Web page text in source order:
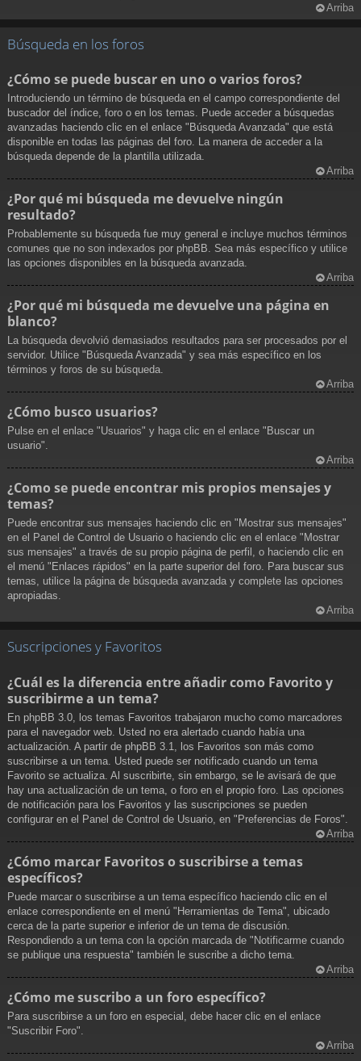
Arriba
Búsqueda en los foros
¿Cómo se puede buscar en uno o varios foros?
Introduciendo un término de búsqueda en el campo correspondiente del
buscador del índice, foro o en los temas. Puede acceder a búsquedas
avanzadas haciendo clic en el enlace "Búsqueda Avanzada" que está
disponible en todas las páginas del foro. La manera de acceder a la
búsqueda depende de la plantilla utilizada.
Arriba
¿Por qué mi búsqueda me devuelve ningún
resultado?
Probablemente su búsqueda fue muy general e incluye muchos términos
comunes que no son indexados por phpBB. Sea más específico y utilice
las opciones disponibles en la búsqueda avanzada.
Arriba
¿Por qué mi búsqueda me devuelve una página en
blanco?
La búsqueda devolvió demasiados resultados para ser procesados por el
servidor. Utilice "Búsqueda Avanzada" y sea más específico en los
términos y foros de su búsqueda.
Arriba
¿Cómo busco usuarios?
Pulse en el enlace "Usuarios" y haga clic en el enlace "Buscar un
usuario".
Arriba
¿Como se puede encontrar mis propios mensajes y
temas?
Puede encontrar sus mensajes haciendo clic en "Mostrar sus mensajes"
en el Panel de Control de Usuario o haciendo clic en el enlace "Mostrar
sus mensajes" a través de su propio página de perfil, o haciendo clic en
el menú "Enlaces rápidos" en la parte superior del foro. Para buscar sus
temas, utilice la página de búsqueda avanzada y complete las opciones
apropiadas.
Arriba
Suscripciones y Favoritos
¿Cuál es la diferencia entre añadir como Favorito y
suscribirme a un tema?
En phpBB 3.0, los temas Favoritos trabajaron mucho como marcadores
para el navegador web. Usted no era alertado cuando había una
actualización. A partir de phpBB 3.1, los Favoritos son más como
suscribirse a un tema. Usted puede ser notificado cuando un tema
Favorito se actualiza. Al suscribirte, sin embargo, se le avisará de que
hay una actualización de un tema, o foro en el propio foro. Las opciones
de notificación para los Favoritos y las suscripciones se pueden
configurar en el Panel de Control de Usuario, en "Preferencias de Foros".
Arriba
¿Cómo marcar Favoritos o suscribirse a temas
específicos?
Puede marcar o suscribirse a un tema específico haciendo clic en el
enlace correspondiente en el menú "Herramientas de Tema", ubicado
cerca de la parte superior e inferior de un tema de discusión.
Respondiendo a un tema con la opción marcada de "Notificarme cuando
se publique una respuesta" también le suscribe a dicho tema.
Arriba
¿Cómo me suscribo a un foro específico?
Para suscribirse a un foro en especial, debe hacer clic en el enlace
"Suscribir Foro".
Arriba